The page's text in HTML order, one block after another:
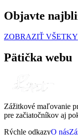
Objavte
ZOBRAZIŤ VŠETKY
Pätička webu
Zážitkové maľovanie
pre začiatočníkov aj
Rýchle odkazyO nás